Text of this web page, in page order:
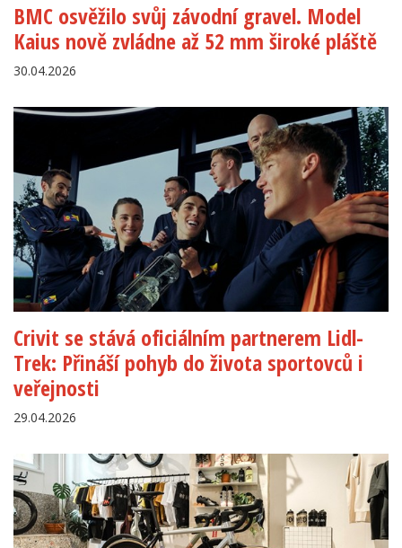
BMC osvěžilo svůj závodní gravel. Model
Kaius nově zvládne až 52 mm široké pláště
30.04.2026
Crivit se stává oficiálním partnerem Lidl-
Trek: Přináší pohyb do života sportovců i
veřejnosti
29.04.2026